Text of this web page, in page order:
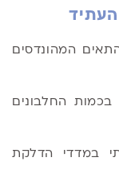
המהונדסים
החלבונים
במדדי הדלקת